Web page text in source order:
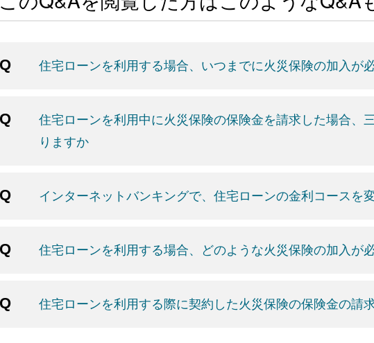
住宅ローンを利用する場合、いつまでに火災保険の加入が
住宅ローンを利用中に火災保険の保険金を請求した場合、
りますか
インターネットバンキングで、住宅ローンの金利コースを
住宅ローンを利用する場合、どのような火災保険の加入が
住宅ローンを利用する際に契約した火災保険の保険金の請